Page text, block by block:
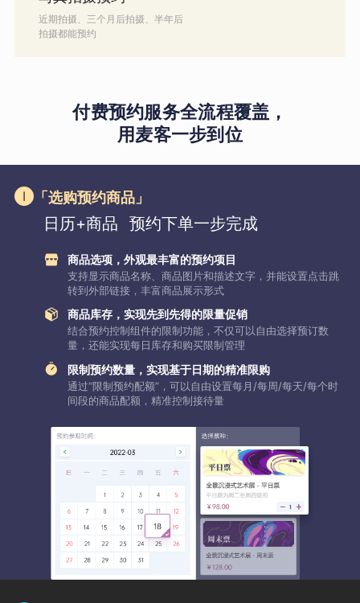
近期拍摄、三个月后拍摄、半年后
拍摄都能预约
付费预约服务全流程覆盖，
用麦客一步到位
「选购预约商品」
日历+商品 预约下单一步完成
商品选项，外观最丰富的预约项目
支持显示商品名称、商品图片和描述文字，并能设置点击跳
转到外部链接，丰富商品展示形式
商品库存，实现先到先得的限量促销
结合预约控制组件的限制功能，不仅可以自由选择预订数
量，还能实现每日库存和购买限制管理
限制预约数量，实现基于日期的精准限购
通过“限制预约配额”，可以自由设置每月/每周/每天/每个时
间段的商品配额，精准控制接待量